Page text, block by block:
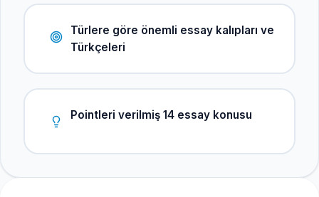
Türlere göre önemli essay kalıpları ve
Türkçeleri
Pointleri verilmiş 14 essay konusu